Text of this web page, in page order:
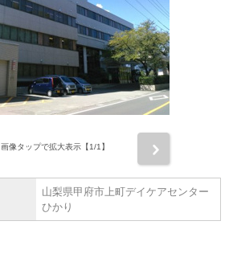
画像タップで拡大表示【1/1】
山梨県甲府市上町デイケアセンター
ひかり